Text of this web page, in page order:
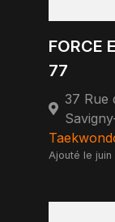
FORCE
77
37 Rue
Ajouté le juin